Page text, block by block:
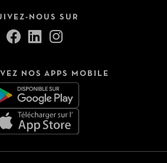
NOUS SUR
NOS APPS MOBILE